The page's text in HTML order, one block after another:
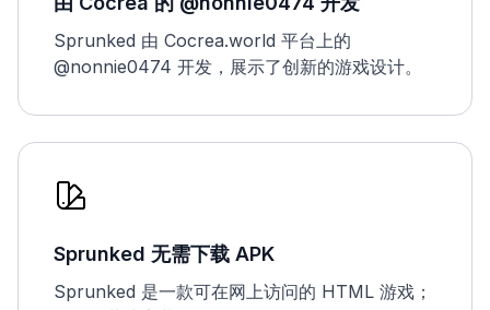
Sprunked 由 Cocrea.world 平台上的
@nonnie0474 开发，展示了创新的游戏设计。
Sprunked 无需下载 APK
Sprunked 是一款可在网上访问的 HTML 游戏；